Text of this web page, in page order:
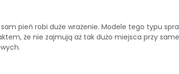
pień robi duże wrażenie. Modele tego typu
że nie zajmują aż tak dużo miejsca przy